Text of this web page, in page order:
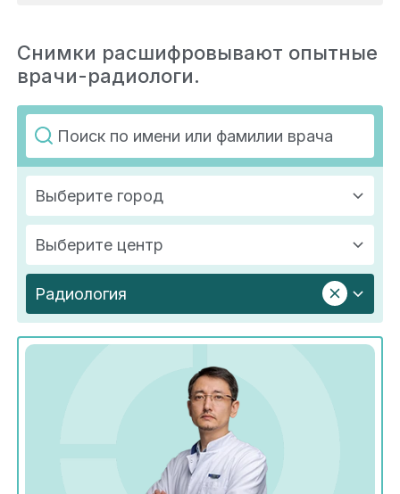
Снимки расшифровывают опытные
врачи-радиологи.
Выберите город
Выберите центр
Радиология